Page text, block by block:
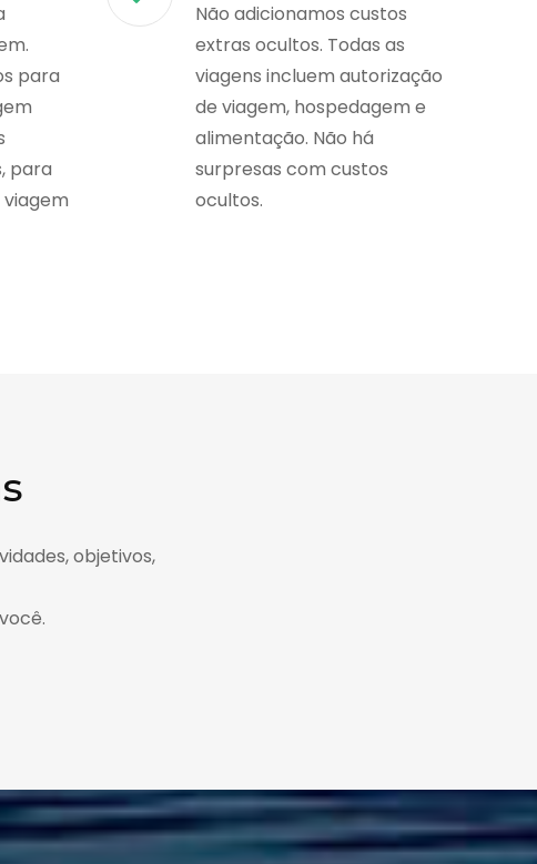
para
para
Não adicionamos custos
extras ocultos. Todas as
viagens incluem autorização
de viagem, hospedagem e
alimentação. Não há
surpresas com custos
ocultos.
objetivos,